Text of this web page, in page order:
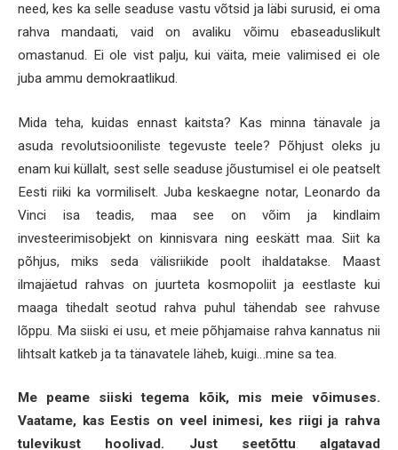
need, kes ka selle seaduse vastu võtsid ja läbi surusid, ei oma
rahva mandaati, vaid on avaliku võimu ebaseaduslikult
omastanud. Ei ole vist palju, kui väita, meie valimised ei ole
juba ammu demokraatlikud.
Mida teha, kuidas ennast kaitsta? Kas minna tänavale ja
asuda revolutsiooniliste tegevuste teele? Põhjust oleks ju
enam kui küllalt, sest selle seaduse jõustumisel ei ole peatselt
Eesti riiki ka vormiliselt. Juba keskaegne notar, Leonardo da
Vinci isa teadis, maa see on võim ja kindlaim
investeerimisobjekt on kinnisvara ning eeskätt maa. Siit ka
põhjus, miks seda välisriikide poolt ihaldatakse. Maast
ilmajäetud rahvas on juurteta kosmopoliit ja eestlaste kui
maaga tihedalt seotud rahva puhul tähendab see rahvuse
lõppu. Ma siiski ei usu, et meie põhjamaise rahva kannatus nii
lihtsalt katkeb ja ta tänavatele läheb, kuigi…mine sa tea.
Me peame siiski tegema kõik, mis meie võimuses.
Vaatame, kas Eestis on veel inimesi, kes riigi ja rahva
tulevikust hoolivad. Just seetõttu algatavad